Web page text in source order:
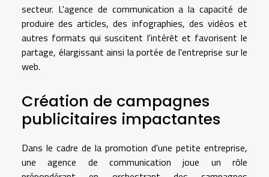
secteur. L'agence de communication a la capacité de
produire des articles, des infographies, des vidéos et
autres formats qui suscitent l'intérêt et favorisent le
partage, élargissant ainsi la portée de l'entreprise sur le
web.
Création de campagnes
publicitaires impactantes
Dans le cadre de la promotion d'une petite entreprise,
une agence de communication joue un rôle